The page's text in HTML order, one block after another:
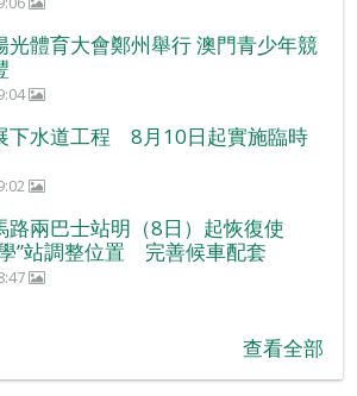
光體育大會鄭州舉行 澳門青少年競
下水道工程 8月10日起實施臨時
路兩巴士站明（8日）起恢復使
”站調整位置 完善候車配套
查看全部